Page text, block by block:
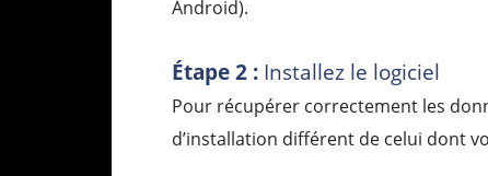
Android).
Étape 2 : Installez le logiciel
Pour récupérer correctement les
d’installation différent de celui dont